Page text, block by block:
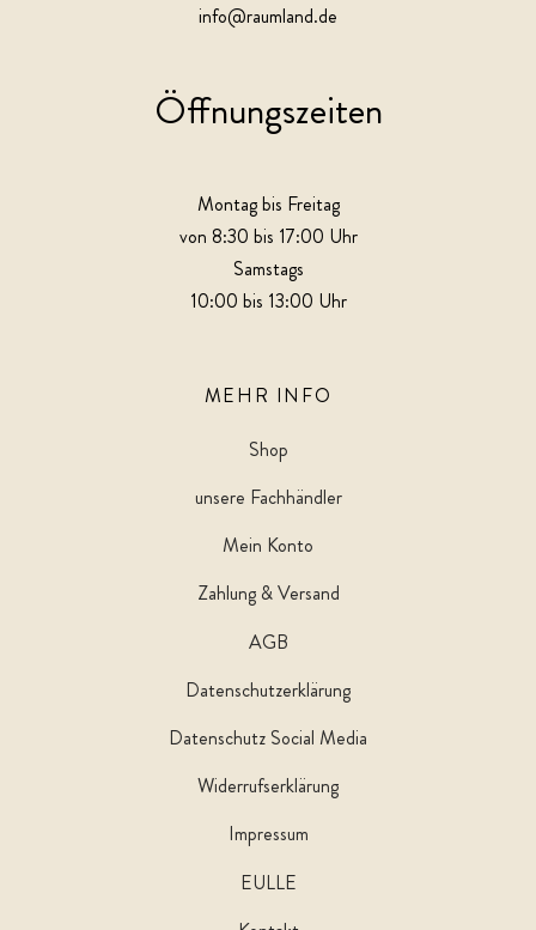
info@raumland.de
Öffnungszeiten
Montag bis Freitag
von 8:30 bis 17:00 Uhr
Samstags
10:00 bis 13:00 Uhr
MEHR INFO
Shop
unsere Fachhändler
Mein Konto
Zahlung & Versand
AGB
Datenschutzerklärung
Datenschutz Social Media
Widerrufserklärung
Impressum
EULLE